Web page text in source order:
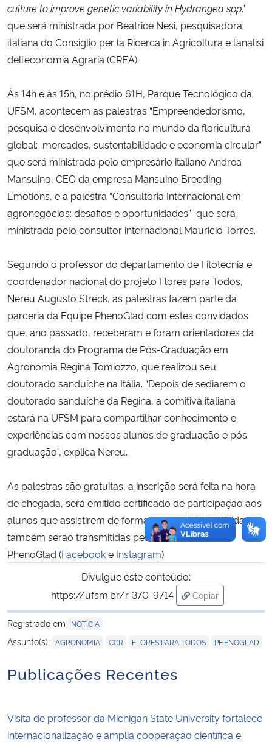
Controladoria-Geral da União
Ministério da Mulher, da Família e dos Direitos Humanos
Secretaria de Governo
Gabinete de Segurança Institucional
Advocacia-Geral da União
Banco Central do Brasil
culture to improve genetic variability in Hydrangea spp.”
que será ministrada por Beatrice Nesi, pesquisadora
italiana do Consiglio per la Ricerca in Agricoltura e l’analisi
dell’economia Agraria (CREA).
Às 14h e às 15h, no prédio 61H, Parque Tecnológico da
UFSM, acontecem as palestras “Empreendedorismo,
pesquisa e desenvolvimento no mundo da floricultura
global: mercados, sustentabilidade e economia circular”
que será ministrada pelo empresário italiano Andrea
Mansuino, CEO da empresa Mansuino Breeding
Emotions, e a palestra “Consultoria Internacional em
agronegócios: desafios e oportunidades” que será
ministrada pelo consultor internacional Mauricio Torres.
Segundo o professor do departamento de Fitotecnia e
coordenador nacional do projeto Flores para Todos,
Nereu Augusto Streck, as palestras fazem parte da
parceria da Equipe PhenoGlad com estes convidados
que, ano passado, receberam e foram orientadores da
doutoranda do Programa de Pós-Graduação em
Agronomia Regina Tomiozzo, que realizou seu
doutorado sanduíche na Itália. “Depois de sediarem o
doutorado sanduíche da Regina, a comitiva italiana
estará na UFSM para compartilhar conhecimento e
experiências com nossos alunos de graduação e pós
graduação”, explica Nereu.
As palestras são gratuitas, a inscrição será feita na hora
de chegada, será emitido certificado de participação aos
alunos que assistirem de forma presencial. As atividades
também serão transmitidas pelas redes sociais
PhenoGlad (Facebooke Instagram).
Divulgue este conteúdo:
https://ufsm.br/r-370-9714
Copiar
para área de
Registrado em
NOTÍCIA
Assunto(s): AGRONOMIA CCR FLORES PARA TODOS PHENOGLAD
Publicações Recentes
Visita de professor da Michigan State University fortalece
internacionalização e amplia cooperação científica e